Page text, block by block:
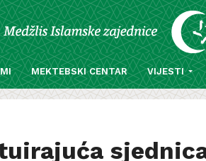
MEKTEBSKI CENTAR VIJESTI